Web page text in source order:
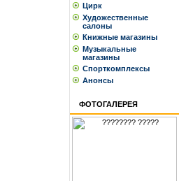
Цирк
Художественные
салоны
Книжные магазины
Музыкальные
магазины
Спорткомплексы
Анонсы
ФОТОГАЛЕРЕЯ